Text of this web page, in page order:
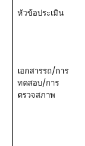
หัวข้อประเมิน
เอกสารรถ/การ
ทดสอบ/การ
ตรวจสภาพ